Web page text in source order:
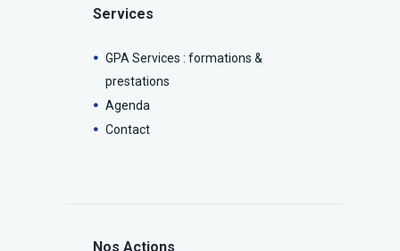
Services
GPA Services : formations &
prestations
Agenda
Contact
Nos Actions